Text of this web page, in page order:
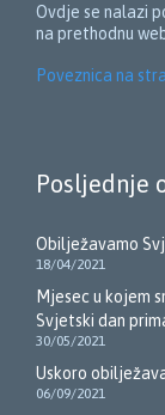
Ovdje se nalazi
na prethodnu
Poveznica na
Posljednje
Obilježavamo
18/04/2021
Mjesec u kojem
Svjetski dan
30/05/2021
Uskoro
06/09/2021